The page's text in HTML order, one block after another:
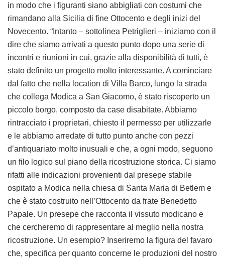
in modo che i figuranti siano abbigliati con costumi che
rimandano alla Sicilia di fine Ottocento e degli inizi del
Novecento. “Intanto – sottolinea Petriglieri – iniziamo con il
dire che siamo arrivati a questo punto dopo una serie di
incontri e riunioni in cui, grazie alla disponibilità di tutti, è
stato definito un progetto molto interessante. A cominciare
dal fatto che nella location di Villa Barco, lungo la strada
che collega Modica a San Giacomo, è stato riscoperto un
piccolo borgo, composto da case disabitate. Abbiamo
rintracciato i proprietari, chiesto il permesso per utilizzarle
e le abbiamo arredate di tutto punto anche con pezzi
d’antiquariato molto inusuali e che, a ogni modo, seguono
un filo logico sul piano della ricostruzione storica. Ci siamo
rifatti alle indicazioni provenienti dal presepe stabile
ospitato a Modica nella chiesa di Santa Maria di Betlem e
che è stato costruito nell’Ottocento da frate Benedetto
Papale. Un presepe che racconta il vissuto modicano e
che cercheremo di rappresentare al meglio nella nostra
ricostruzione. Un esempio? Inseriremo la figura del favaro
che, specifica per quanto concerne le produzioni del nostro